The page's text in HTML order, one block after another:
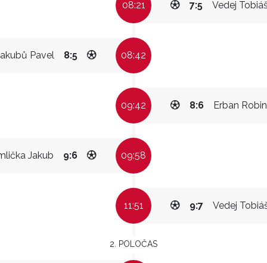
08:21 Vedej
7:5
Pavel 8:5 08:42
09:42 Erban Robin
8:6
Jakub 9:6 09:58
11:51 Vedej
9:7
2. POLOČAS